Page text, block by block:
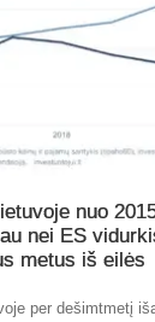
nuo
nei ES
metus iš eilės
per dešimtmetį